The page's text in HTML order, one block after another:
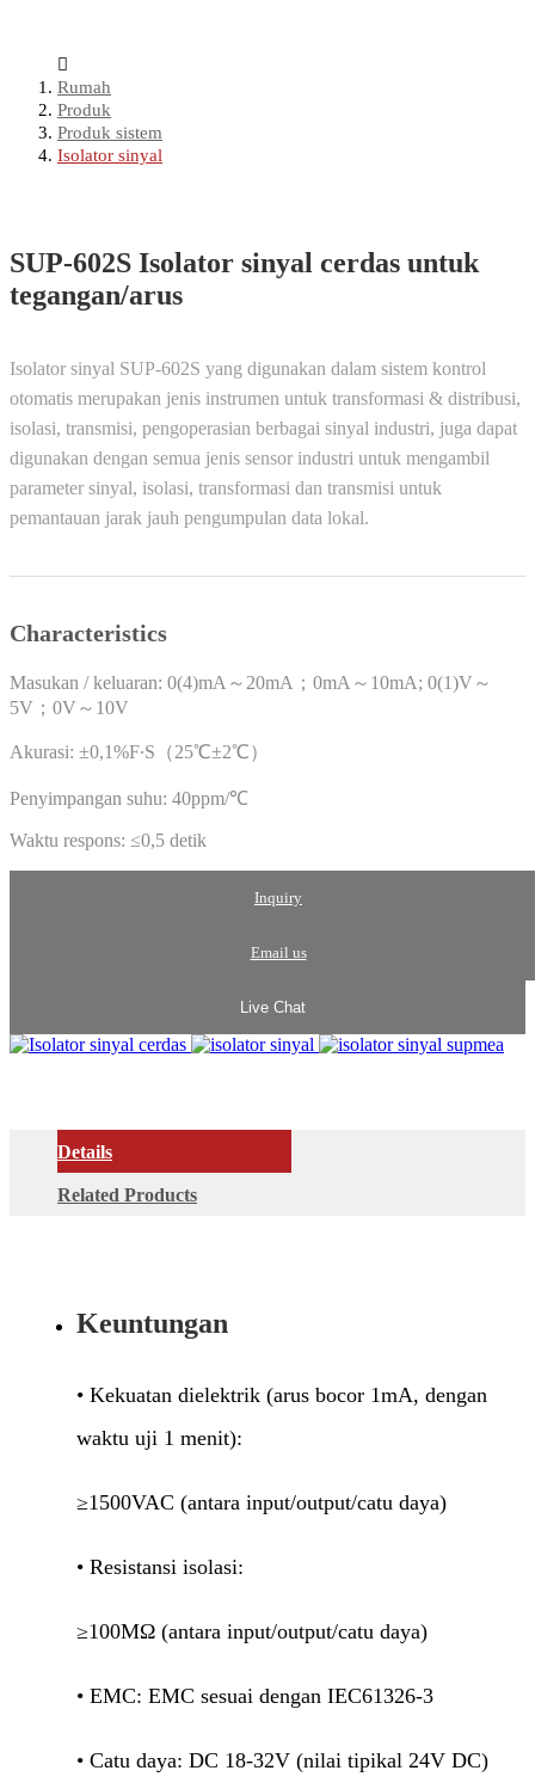
Rumah
Produk
Produk sistem
Isolator sinyal
SUP-602S Isolator sinyal cerdas untuk
tegangan/arus
Isolator sinyal SUP-602S yang digunakan dalam sistem kontrol
otomatis merupakan jenis instrumen untuk transformasi & distribusi,
isolasi, transmisi, pengoperasian berbagai sinyal industri, juga dapat
digunakan dengan semua jenis sensor industri untuk mengambil
parameter sinyal, isolasi, transformasi dan transmisi untuk
pemantauan jarak jauh pengumpulan data lokal.
Characteristics
Masukan / keluaran: 0(4)mA～20mA；0mA～10mA; 0(1)V～
5V；0V～10V
Akurasi: ±0,1%F∙S（25℃±2℃）
Penyimpangan suhu: 40ppm/℃
Waktu respons: ≤0,5 detik
Inquiry
Email us
Live Chat
Details
Related Products
Keuntungan
• Kekuatan dielektrik (arus bocor 1mA, dengan
waktu uji 1 menit):
≥1500VAC (antara input/output/catu daya)
• Resistansi isolasi:
≥100MΩ (antara input/output/catu daya)
• EMC: EMC sesuai dengan IEC61326-3
• Catu daya: DC 18-32V (nilai tipikal 24V DC)